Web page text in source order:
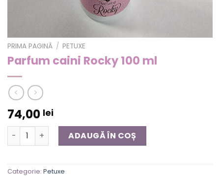
PRIMA PAGINĂ / PETUXE
Parfum caini Rocky 100 ml
74,00 lei
Cantitate Parfum caini Rocky 100 ml
ADAUGĂ ÎN COȘ
Categorie: Petuxe